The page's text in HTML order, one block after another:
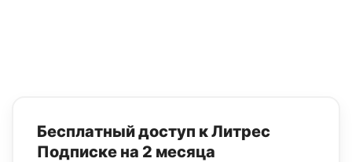
Бесплатный доступ к Литрес
Подписке на 2 месяца